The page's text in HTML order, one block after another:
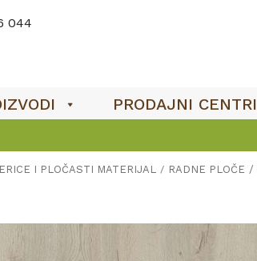
044
PRODAJNI CENTRI
I PLOČASTI MATERIJAL RADNE PLOČE